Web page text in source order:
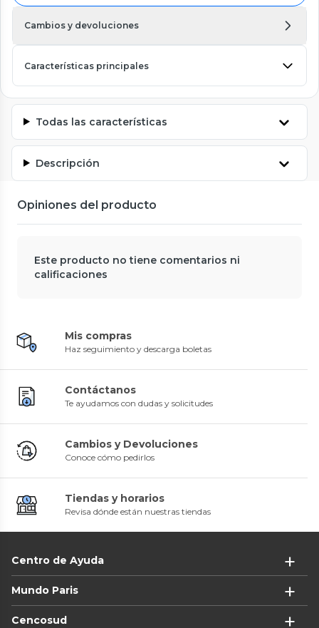
Cambios y devoluciones
Características principales
Todas las características
Descripción
Opiniones del producto
Este producto no tiene comentarios ni
calificaciones
Mis compras
Haz seguimiento y descarga boletas
Contáctanos
Te ayudamos con dudas y solicitudes
Cambios y Devoluciones
Conoce cómo pedirlos
Tiendas y horarios
Revisa dónde están nuestras tiendas
Centro de Ayuda
Mundo Paris
Cencosud